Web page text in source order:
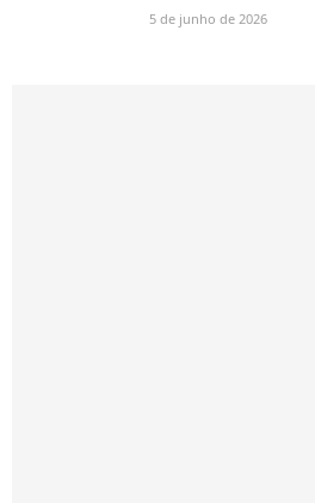
5 de junho de 2026